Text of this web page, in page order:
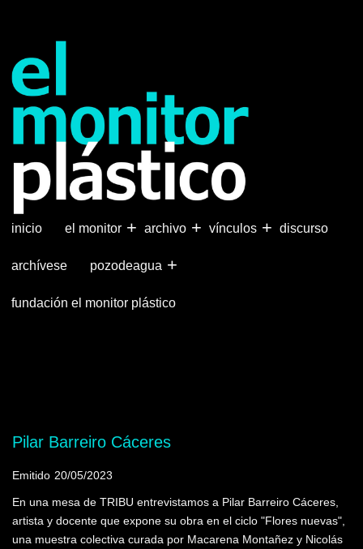
principal
inicio +
el monitor +
archivo +
vínculos discurso
archívese +
pozodeagua
fundación el monitor plástico
Pilar Barreiro Cáceres
Emitido 20/05/2023
En una mesa de TRIBU entrevistamos a Pilar Barreiro Cáceres,
artista y docente que expone su obra en el ciclo "Flores nuevas",
una muestra colectiva curada por Macarena Montañez y Nicolás